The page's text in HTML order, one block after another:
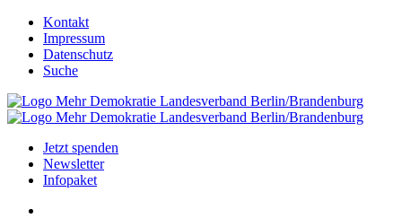
Kontakt
Impressum
Datenschutz
Suche
Jetzt spenden
Newsletter
Infopaket